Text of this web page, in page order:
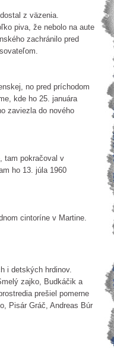
z väzenia.
piva, že nebolo na aute
zachránilo pred
no pred príchodom
kde ho 25. januára
zaviezla do nového
tam pokračoval v
ho 13. júla 1960
cintoríne v Martine.
i detských hrdinov.
zajko, Budkáčik a
prešiel pomerne
Pisár Gráč, Andreas Búr